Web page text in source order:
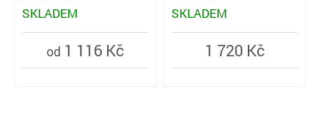
SKLADEM
od 1 116 Kč
SKLADEM
1 720 Kč